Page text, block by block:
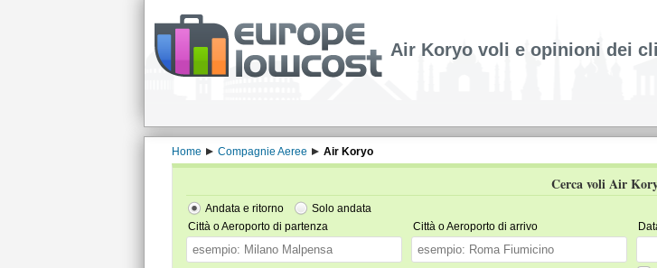
Air Koryo voli e opinioni dei
Home Compagnie Aeree Air Koryo
Cerca voli Air
Andata e ritorno
Solo andata
Città o Aeroporto di partenza
Città o Aeroporto di arrivo